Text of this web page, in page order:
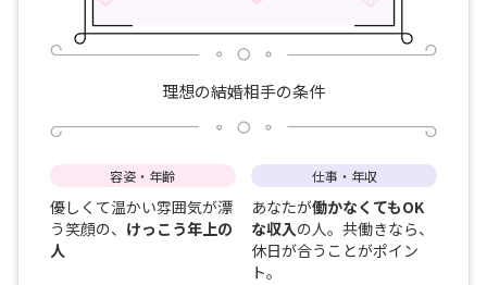
理想の結婚相手の条件
容姿・年齢
優しくて温かい雰囲気が漂
う笑顔の、 けっこう年上の
人
仕事・年収
あなたが働かなくてもOK
な収入の人。共働きなら、
休日が合うことがポイン
ト。